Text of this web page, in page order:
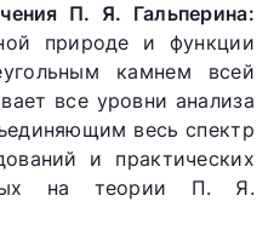
П. Я. Гальперина:
природе и функции
камнем всей
все уровни анализа
весь спектр
и практических
на теории П. Я.